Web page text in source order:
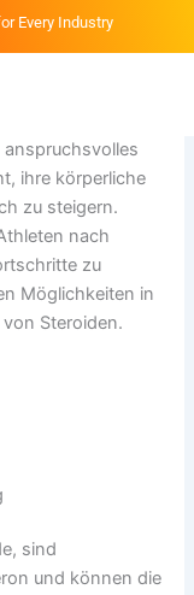
Every Industry
ihre körperliche
zu steigern.
nach
zu
Möglichkeiten in
Steroiden.
sind
und können die